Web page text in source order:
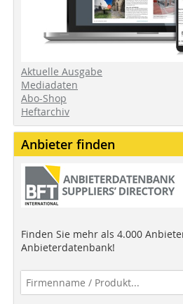
Aktuelle Ausgabe
Mediadaten
Abo-Shop
Heftarchiv
Anbieter finden
Finden Sie mehr als 4.000
Anbieterdatenbank!